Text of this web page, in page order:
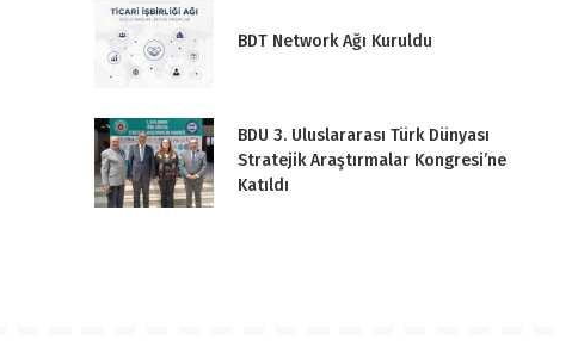
BDT Network Ağı Kuruldu
BDU 3. Uluslararası Türk Dünyası
Stratejik Araştırmalar Kongresi’ne
Katıldı